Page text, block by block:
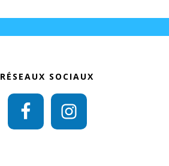
RÉSEAUX SOCIAUX